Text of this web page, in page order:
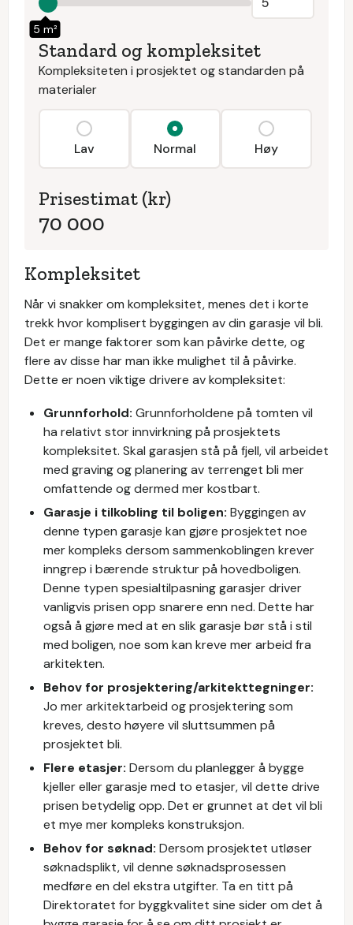
5 m²
Standard og kompleksitet
Kompleksiteten i prosjektet og standarden på
materialer
Lav Normal Høy
Prisestimat (kr)
70 000
Kompleksitet
Når vi snakker om kompleksitet, menes det i korte
trekk hvor komplisert byggingen av din garasje vil bli.
Det er mange faktorer som kan påvirke dette, og
flere av disse har man ikke mulighet til å påvirke.
Dette er noen viktige drivere av kompleksitet:
Grunnforhold: Grunnforholdene på tomten vil
ha relativt stor innvirkning på prosjektets
kompleksitet. Skal garasjen stå på fjell, vil arbeidet
med graving og planering av terrenget bli mer
omfattende og dermed mer kostbart.
Garasje i tilkobling til boligen: Byggingen av
denne typen garasje kan gjøre prosjektet noe
mer kompleks dersom sammenkoblingen krever
inngrep i bærende struktur på hovedboligen.
Denne typen spesialtilpasning garasjer driver
vanligvis prisen opp snarere enn ned. Dette har
også å gjøre med at en slik garasje bør stå i stil
med boligen, noe som kan kreve mer arbeid fra
arkitekten.
Behov for prosjektering/arkitekttegninger:
Jo mer arkitektarbeid og prosjektering som
kreves, desto høyere vil sluttsummen på
prosjektet bli.
Flere etasjer: Dersom du planlegger å bygge
kjeller eller garasje med to etasjer, vil dette drive
prisen betydelig opp. Det er grunnet at det vil bli
et mye mer kompleks konstruksjon.
Behov for søknad: Dersom prosjektet utløser
søknadsplikt, vil denne søknadsprosessen
medføre en del ekstra utgifter. Ta en titt på
Direktoratet for byggkvalitet sine sider om det å